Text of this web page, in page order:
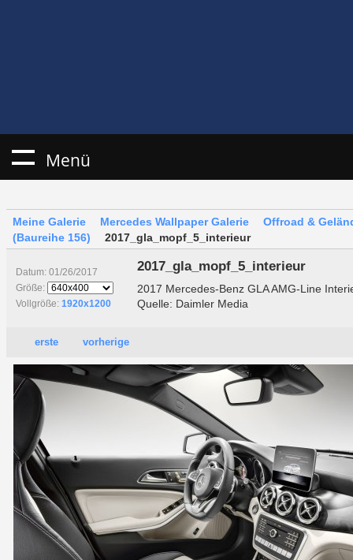
Menü
Meine Galerie Mercedes Wallpaper Galerie
Offroad &
(Baureihe 156)
2017_gla_mopf_5_interieur
Datum: 01/26/2017
Größe:
Vollgröße: 1920x1200
2017_gla_mopf_5_interieur
2017 Mercedes-Benz GLA AMG-Line
Quelle: Daimler Media
erste vorherige